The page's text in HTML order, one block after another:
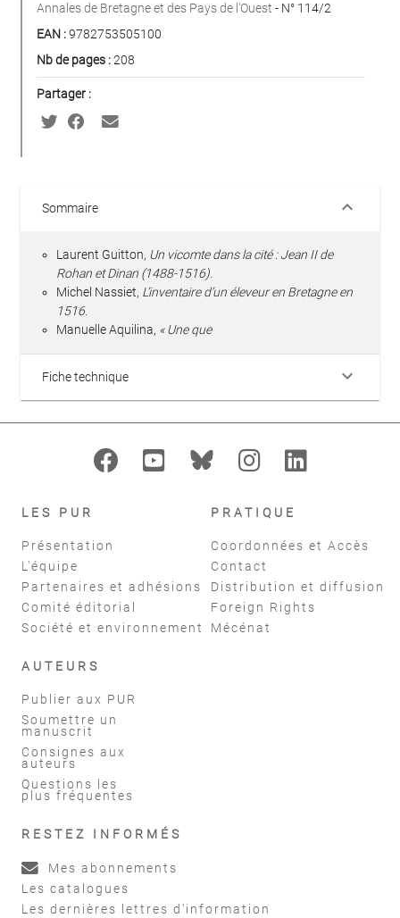
Annales de Bretagne et des Pays de l'Ouest - N° 114/2
EAN :9782753505100
Nb de pages :208
Partager :
Sommaire keyboard_arrow_down
Laurent Guitton, Un vicomte dans la cité : Jean II de
Rohan et Dinan (1488-1516).
Michel Nassiet, L’inventaire d’un éleveur en Bretagne en
1516.
Manuelle Aquilina, « Une que
Fiche technique keyboard_arrow_down
LES PUR
Présentation
L'équipe
Partenaires et adhésions
Comité éditorial
Société et environnement
PRATIQUE
Coordonnées et Accès
Contact
Distribution et diffusion
Foreign Rights
Mécénat
AUTEURS
Publier aux PUR
Soumettre un
manuscrit
Consignes aux
auteurs
Questions les
plus fréquentes
RESTEZ INFORMÉS
Mes abonnements
Les catalogues
Les dernières lettres d'information